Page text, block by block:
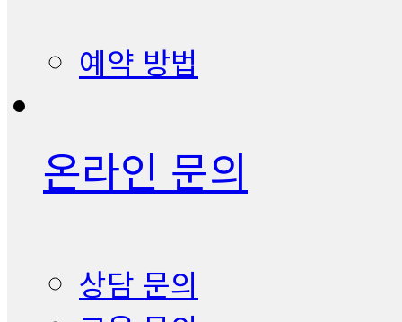
예약 방법
온라인 문의
상담 문의